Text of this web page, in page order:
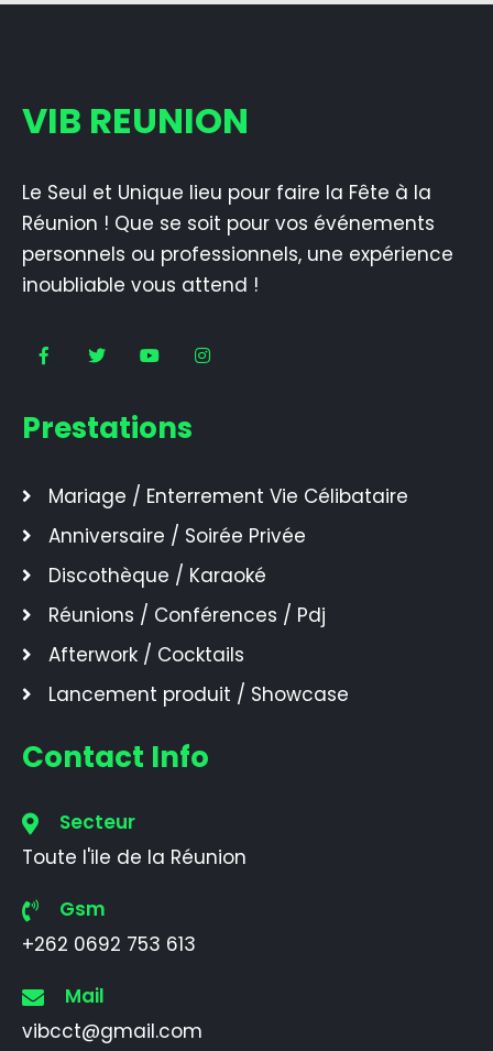
VIB REUNION
Le Seul et Unique lieu pour faire la Fête à la
Réunion ! Que se soit pour vos événements
personnels ou professionnels, une expérience
inoubliable vous attend !
Prestations
Mariage / Enterrement Vie Célibataire
Anniversaire / Soirée Privée
Discothèque / Karaoké
Réunions / Conférences / Pdj
Afterwork / Cocktails
Lancement produit / Showcase
Contact Info
Secteur
Toute l'ile de la Réunion
Gsm
+262 0692 753 613
Mail
vibcct@gmail.com